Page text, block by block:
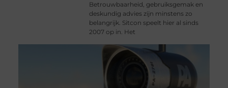
Betrouwbaarheid, gebruiksgemak en
deskundig advies zijn minstens zo
belangrijk. Sitcon speelt hier al sinds
2007 op in. Het